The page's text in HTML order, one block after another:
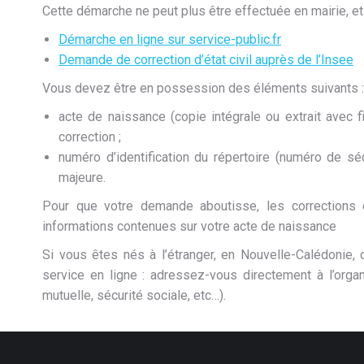
Cette démarche ne peut plus être effectuée en mairie,
Démarche en ligne sur service-public.fr
Demande de correction d’état civil auprès de l’Insee
Vous devez être en possession des éléments suivants :
acte de naissance (copie intégrale ou extrait avec
correction ;
numéro d’identification du répertoire (numéro de
majeure.
Pour que votre demande aboutisse, les
informations contenues sur votre acte de naissance
Si vous êtes nés à l’étranger, en Nouvelle-
service en ligne : adressez-vous directement à
mutuelle, sécurité sociale, etc…).